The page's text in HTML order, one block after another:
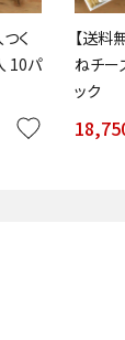
く
10パ
favorite
【送料
ねチー
ック